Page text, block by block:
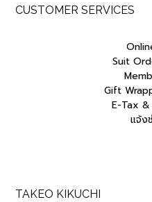
CUSTOMER SERVICES
Suit
Gift
E-Tax
แจ้ง
TAKEO KIKUCHI